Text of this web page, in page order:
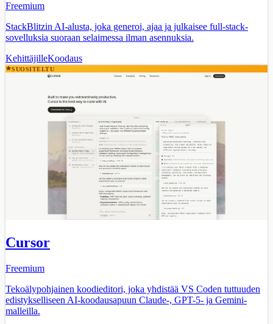
Freemium
StackBlitzin AI-alusta, joka generoi, ajaa ja julkaisee full-stack-
sovelluksia suoraan selaimessa ilman asennuksia.
KehittäjilleKoodaus
SUOSITELTU
Cursor
Freemium
Tekoälypohjainen koodieditori, joka yhdistää VS Coden tuttuuden
edistykselliseen AI-koodausapuun Claude-, GPT-5- ja Gemini-
malleilla.